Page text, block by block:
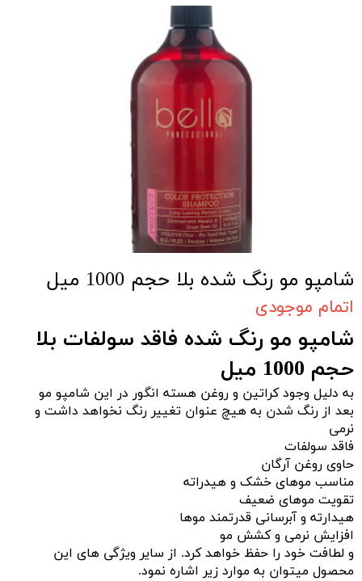
شامپو مو رنگ شده بلا حجم 1000 میل
اتمام موجودی
شامپو مو رنگ شده فاقد سولفات بلا
حجم 1000 میل
به دلیل وجود کراتین و روغن هسته انگور در این شامپو مو
بعد از رنگ شدن به هیچ عنوان تغییر رنگ نخواهد داشت و
نرمی
فاقد سولفات
حاوی روغن آرگان
مناسب موهای خشک و هیدراته
تقویت موهای ضعیف
هیدارته و آبرسانی قدرتمند موها
افزایش نرمی و کشش مو
و لطافت خود را حفظ خواهد کرد. از سایر ویژگی های این
محصول میتوان به موارد زیر اشاره نمود.